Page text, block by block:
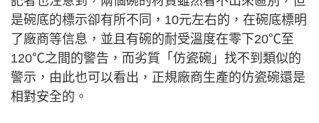
是碗底的標示卻有所不同，10元左右的，在碗底標明
了廠商等信息，並且有碗的耐受溫度在零下20℃至
120℃之間的警告，而劣質「仿瓷碗」找不到類似的
警示，由此也可以看出，正規廠商生產的仿瓷碗還是
相對安全的。